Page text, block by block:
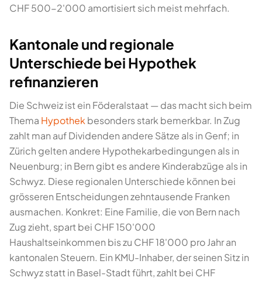
CHF 500-2'000 amortisiert sich meist mehrfach.
Kantonale und regionale
Unterschiede bei Hypothek
refinanzieren
Die Schweiz ist ein Föderalstaat — das macht sich beim
Thema Hypothek besonders stark bemerkbar. In Zug
zahlt man auf Dividenden andere Sätze als in Genf; in
Zürich gelten andere Hypothekarbedingungen als in
Neuenburg; in Bern gibt es andere Kinderabzüge als in
Schwyz. Diese regionalen Unterschiede können bei
grösseren Entscheidungen zehntausende Franken
ausmachen. Konkret: Eine Familie, die von Bern nach
Zug zieht, spart bei CHF 150'000
Haushaltseinkommen bis zu CHF 18'000 pro Jahr an
kantonalen Steuern. Ein KMU-Inhaber, der seinen Sitz in
Schwyz statt in Basel-Stadt führt, zahlt bei CHF